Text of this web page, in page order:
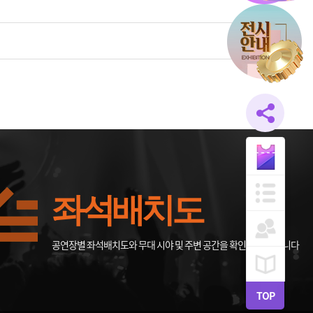
TOP
좌석배치도
공연장별 좌석배치도와 무대 시야 및 주변 공간을 확인할 수 있습니다